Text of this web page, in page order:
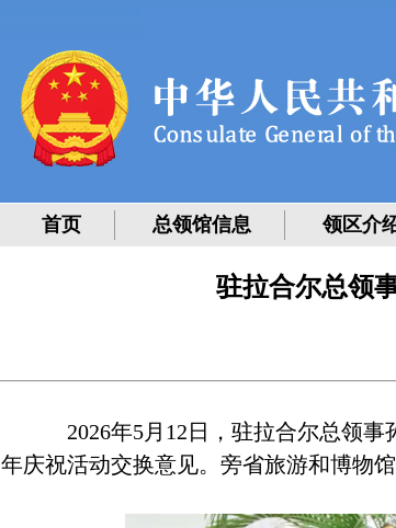
首页 总领馆信息 领区介
驻拉合尔总领
2026年5月12日，驻拉合尔总领事
年庆祝活动交换意见。旁省旅游和博物馆